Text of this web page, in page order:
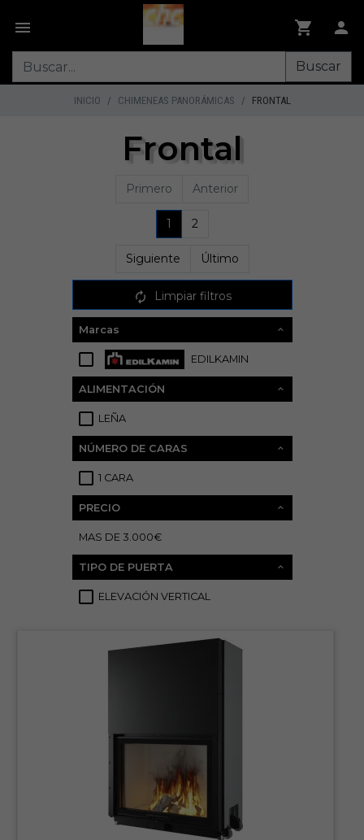
Buscar
INICIO CHIMENEAS PANORÁMICAS FRONTAL
Frontal
Primero Anterior
1 2
Siguiente Último
Limpiar filtros
Marcas
EDILKAMIN
ALIMENTACIÓN
LEÑA
NÚMERO DE CARAS
1 CARA
PRECIO
MAS DE 3.000€
TIPO DE PUERTA
ELEVACIÓN VERTICAL